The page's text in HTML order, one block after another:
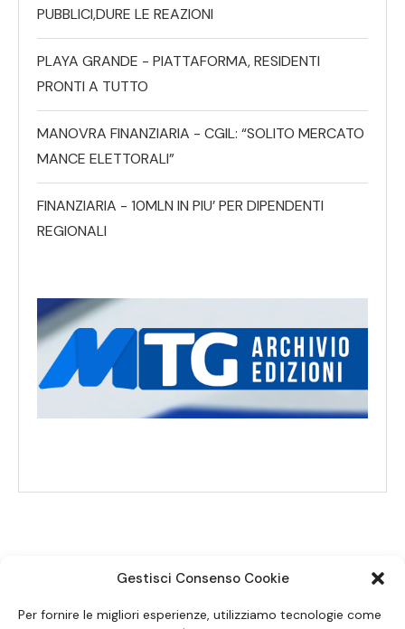
Gestisci Consenso Cookie
Per fornire le migliori esperienze, utilizziamo tecnologie come
PUBBLICI,DURE LE REAZIONI
PLAYA GRANDE - PIATTAFORMA, RESIDENTI
PRONTI A TUTTO
MANOVRA FINANZIARIA - CGIL: “SOLITO MERCATO
MANCE ELETTORALI”
FINANZIARIA - 10MLN IN PIU’ PER DIPENDENTI
REGIONALI
SEGUICI SUI SOCIAL